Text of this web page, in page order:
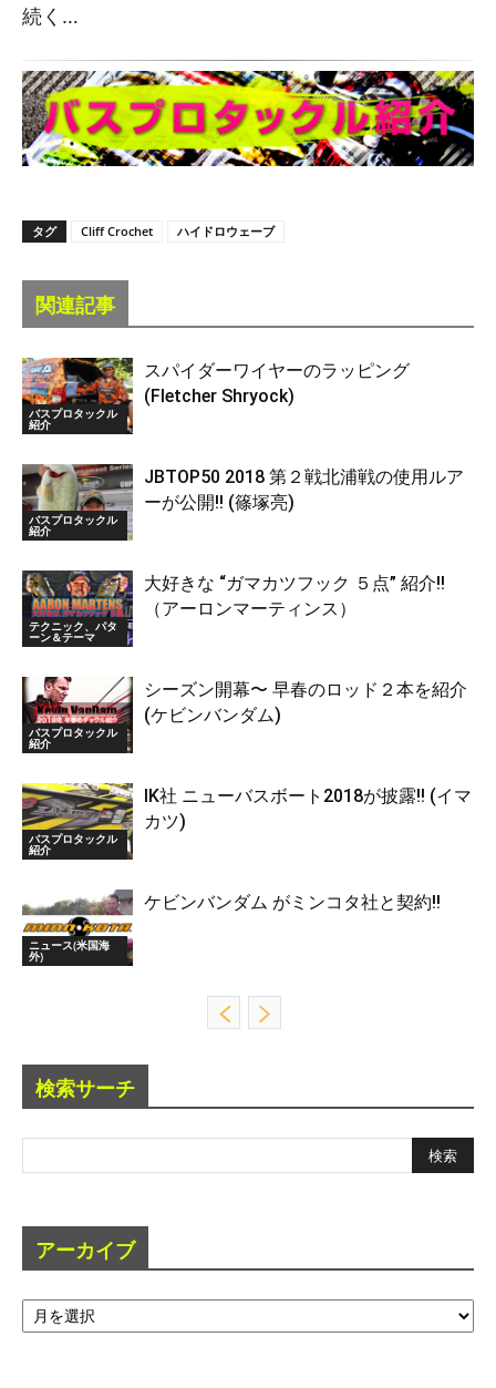
続く…
タグ Cliff Crochet ハイドロウェーブ
関連記事
バスプロタックル
紹介
スパイダーワイヤーのラッピング
(Fletcher Shryock)
バスプロタックル
紹介
JBTOP50 2018 第２戦北浦戦の使用ルア
ーが公開!! (篠塚亮)
テクニック、パタ
ーン＆テーマ
大好きな “ガマカツフック ５点” 紹介!!
（アーロンマーティンス）
バスプロタックル
紹介
シーズン開幕〜 早春のロッド２本を紹介
(ケビンバンダム)
バスプロタックル
紹介
IK社 ニューバスボート2018が披露!! (イマ
カツ)
ニュース(米国海
外)
ケビンバンダム がミンコタ社と契約!!
検索サーチ
アーカイブ
ア
ー